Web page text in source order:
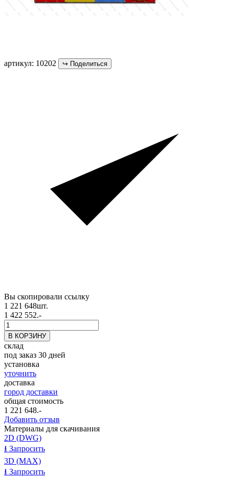
артикул: 10202 ↪ Поделиться
Вы скопировали ссылку
1 221 648шт.
1 422 552.-
склад
под заказ 30 дней
установка
уточнить
доставка
город доставки
общая стоимость
1 221 648.-
Добавить отзыв
Материалы для скачивания
2D (DWG)
⭳ Запросить
3D (MAX)
⭳ Запросить